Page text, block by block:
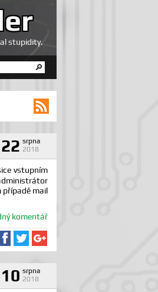
stupidity.
22 srpna
2018
vstupním
případě mail
komentář
Sdílet na Facebooku
Sdílet na Twitteru
10 srpna
2018